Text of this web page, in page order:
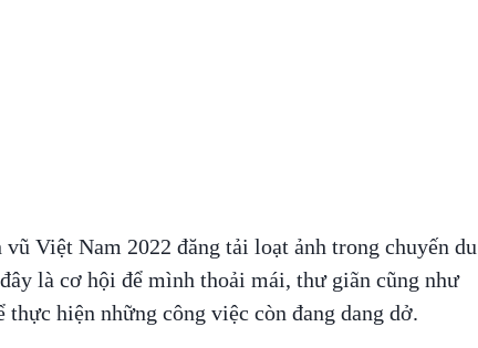
Việt Nam 2022 đăng tải loạt ảnh trong chuyến du
là cơ hội để mình thoải mái, thư giãn cũng như
thực hiện những công việc còn đang dang dở.